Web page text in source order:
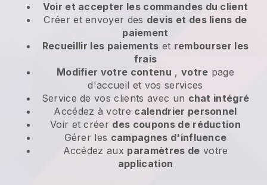
Voir et accepter les commandes du client
Créer et envoyer des devis et des liens de
paiement
Recueillir les paiements et rembourser les
frais
Modifier votre contenu , votre page
d'accueil et vos services
Service de vos clients avec un chat intégré
Accédez à votre calendrier personnel
Voir et créer des coupons de réduction
Gérer les campagnes d'influence
Accédez aux paramètres de votre
application